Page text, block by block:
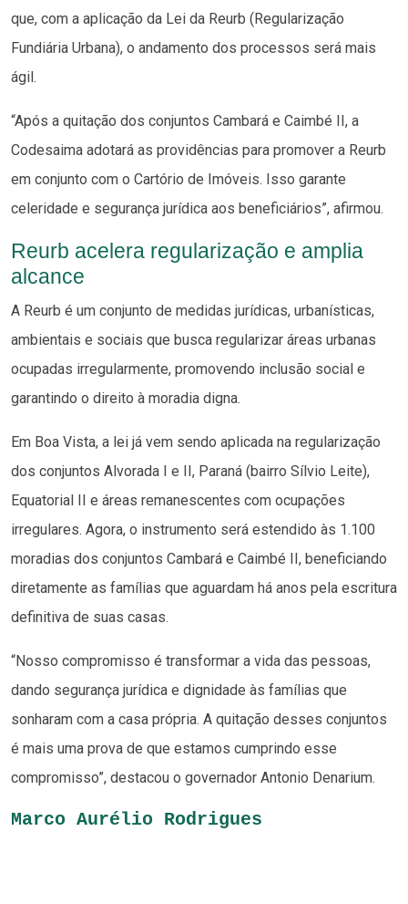
que, com a aplicação da Lei da Reurb (Regularização
Fundiária Urbana), o andamento dos processos será mais
ágil.
“Após a quitação dos conjuntos Cambará e Caimbé II, a
Codesaima adotará as providências para promover a Reurb
em conjunto com o Cartório de Imóveis. Isso garante
celeridade e segurança jurídica aos beneficiários”, afirmou.
Reurb acelera regularização e amplia
alcance
A Reurb é um conjunto de medidas jurídicas, urbanísticas,
ambientais e sociais que busca regularizar áreas urbanas
ocupadas irregularmente, promovendo inclusão social e
garantindo o direito à moradia digna.
Em Boa Vista, a lei já vem sendo aplicada na regularização
dos conjuntos Alvorada I e II, Paraná (bairro Sílvio Leite),
Equatorial II e áreas remanescentes com ocupações
irregulares. Agora, o instrumento será estendido às 1.100
moradias dos conjuntos Cambará e Caimbé II, beneficiando
diretamente as famílias que aguardam há anos pela escritura
definitiva de suas casas.
“Nosso compromisso é transformar a vida das pessoas,
dando segurança jurídica e dignidade às famílias que
sonharam com a casa própria. A quitação desses conjuntos
é mais uma prova de que estamos cumprindo esse
compromisso”, destacou o governador Antonio Denarium.
Marco Aurélio Rodrigues